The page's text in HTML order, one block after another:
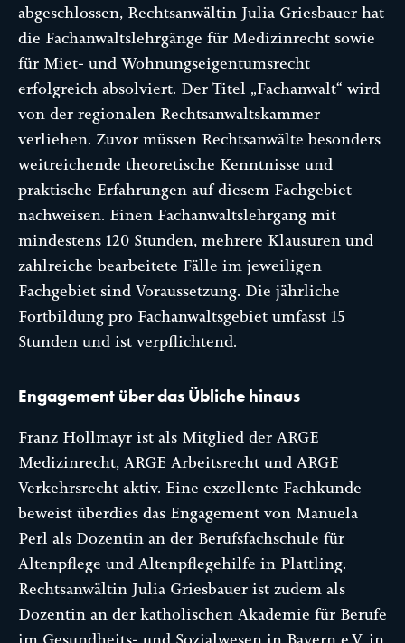
abgeschlossen, Rechtsanwältin Julia Griesbauer hat
die Fachanwaltslehrgänge für Medizinrecht sowie
für Miet- und Wohnungseigentumsrecht
erfolgreich absolviert. Der Titel „Fachanwalt“ wird
von der regionalen Rechtsanwaltskammer
verliehen. Zuvor müssen Rechtsanwälte besonders
weitreichende theoretische Kenntnisse und
praktische Erfahrungen auf diesem Fachgebiet
nachweisen. Einen Fachanwaltslehrgang mit
mindestens 120 Stunden, mehrere Klausuren und
zahlreiche bearbeitete Fälle im jeweiligen
Fachgebiet sind Voraussetzung. Die jährliche
Fortbildung pro Fachanwaltsgebiet umfasst 15
Stunden und ist verpflichtend.
Engagement über das Übliche hinaus
Franz Hollmayr ist als Mitglied der ARGE
Medizinrecht, ARGE Arbeitsrecht und ARGE
Verkehrsrecht aktiv. Eine exzellente Fachkunde
beweist überdies das Engagement von Manuela
Perl als Dozentin an der Berufsfachschule für
Altenpflege und Altenpflegehilfe in Plattling.
Rechtsanwältin Julia Griesbauer ist zudem als
Dozentin an der katholischen Akademie für Berufe